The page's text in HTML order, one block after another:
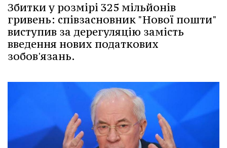
Збитки у розмірі 325 мільйонів
гривень: співзасновник "Нової пошти"
виступив за дерегуляцію замість
введення нових податкових
зобов'язань.